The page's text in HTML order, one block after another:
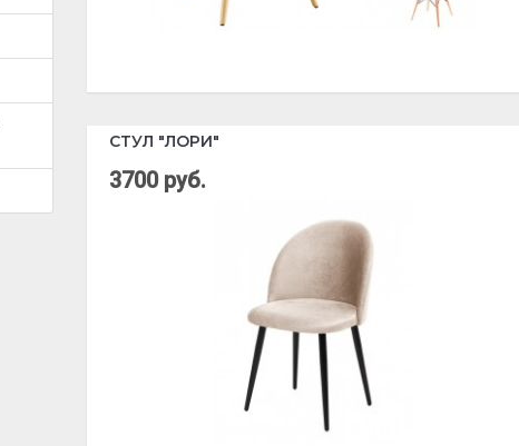
СТУЛ "ЛОРИ"
3700 руб.